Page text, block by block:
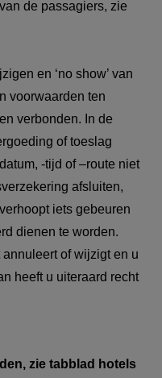
de passagiers, zie
en ‘no show’ van
voorwaarden ten
verbonden. In de
of toeslag
-tijd of –route niet
afsluiten,
iets gebeuren
dienen te worden.
of wijzigt en u
heeft u uiteraard recht
zie tabblad hotels